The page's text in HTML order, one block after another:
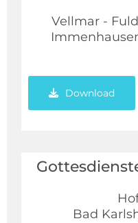
Vellmar -
Download
Bad